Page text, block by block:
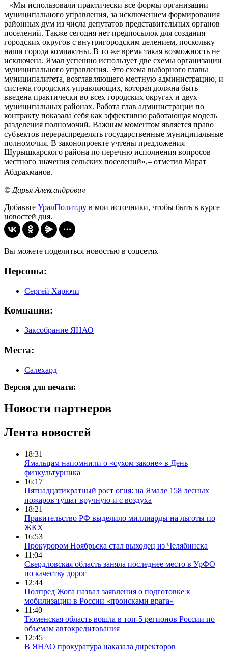
«Мы использовали практически все формы организации
муниципального управления, за исключением формирования
районных дум из числа депутатов представительных органов
поселений. Также сегодня нет предпосылок для создания
городских округов с внутригородским делением, поскольку
наши города компактны. В то же время такая возможность не
исключена. Ямал успешно использует две схемы организации
муниципального управления. Это схема выборного главы
муниципалитета, возглавляющего местную администрацию, и
система городских управляющих, которая должна быть
введена практически во всех городских округах и двух
муниципальных районах. Работа глав администрации по
контракту показала себя как эффективно работающая модель
разделения полномочий. Важным моментом является право
субъектов перераспределять государственные муниципальные
полномочия. В законопроекте учтены предложения
Шурышкарского района по перечню исполнения вопросов
местного значения сельских поселений»,– отметил Марат
Абдрахманов.
© Дарья Александрович
Добавьте УралПолит.ру в мои источники, чтобы быть в курсе
новостей дня.
Вы можете поделиться новостью в соцсетях
Персоны:
Сергей Харючи
Компании:
Заксобрание ЯНАО
Места:
Салехард
Версия для печати:
Новости партнеров
Лента новостей
18:31
Ямальцам напомнили о «сухом законе» в День
физкультурника
16:17
Пятнадцатикратный рост огня: на Ямале 158 лесных
пожаров тушат вручную и с воздуха
18:21
Правительство РФ выделило миллиарды на льготы по
ЖКХ
16:53
Прокурором Ноябрьска стал выходец из Челябинска
11:04
Свердловская область заняла последнее место в УрФО
по качеству дорог
12:44
Полпред Жога назвал заявления о подготовке к
мобилизации в России «происками врага»
11:40
Тюменская область вошла в топ-5 регионов России по
объемам автокредитования
12:45
В ЯНАО прокуратура наказала директоров